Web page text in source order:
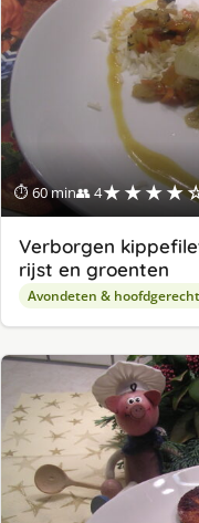
⏱ 60 min👥 4
Verborgen
rijst en groenten
Avondeten &